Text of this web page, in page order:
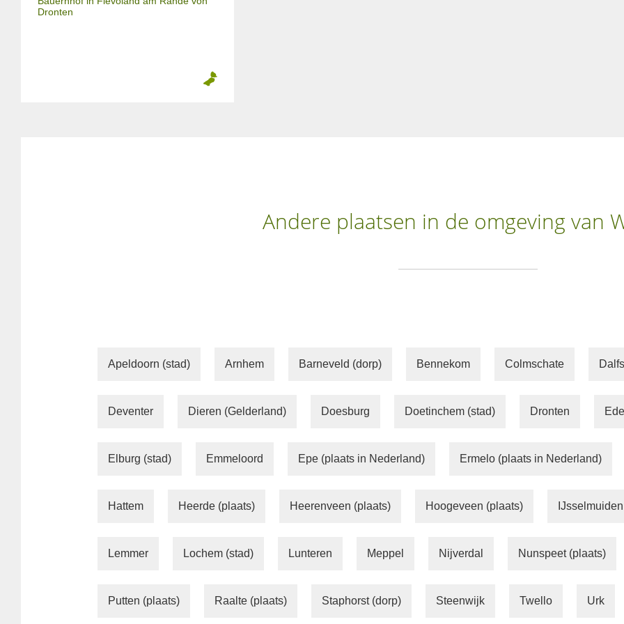
Dronten
Andere plaatsen in de omgeving van
Apeldoorn (stad) Arnhem Barneveld (dorp) Bennekom Colmschate
Deventer Dieren (Gelderland) Doesburg Doetinchem (stad) Dronten
Elburg (stad) Emmeloord Epe (plaats in Nederland) Ermelo (plaats in Nederland)
Hattem Heerde (plaats) Heerenveen (plaats) Hoogeveen (plaats)
Lemmer Lochem (stad) Lunteren Meppel Nijverdal Nunspeet (plaats)
Putten (plaats) Raalte (plaats) Staphorst (dorp) Steenwijk Twello Urk